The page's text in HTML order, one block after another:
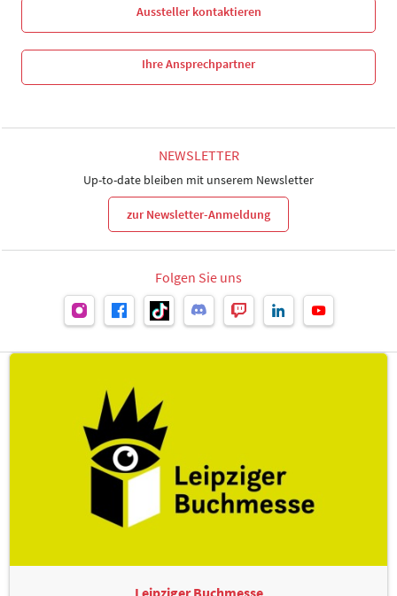
Aussteller kontaktieren
Ihre Ansprechpartner
NEWSLETTER
Up-to-date bleiben mit unserem Newsletter
zur Newsletter-Anmeldung
Folgen Sie uns
Leipziger Buchmesse